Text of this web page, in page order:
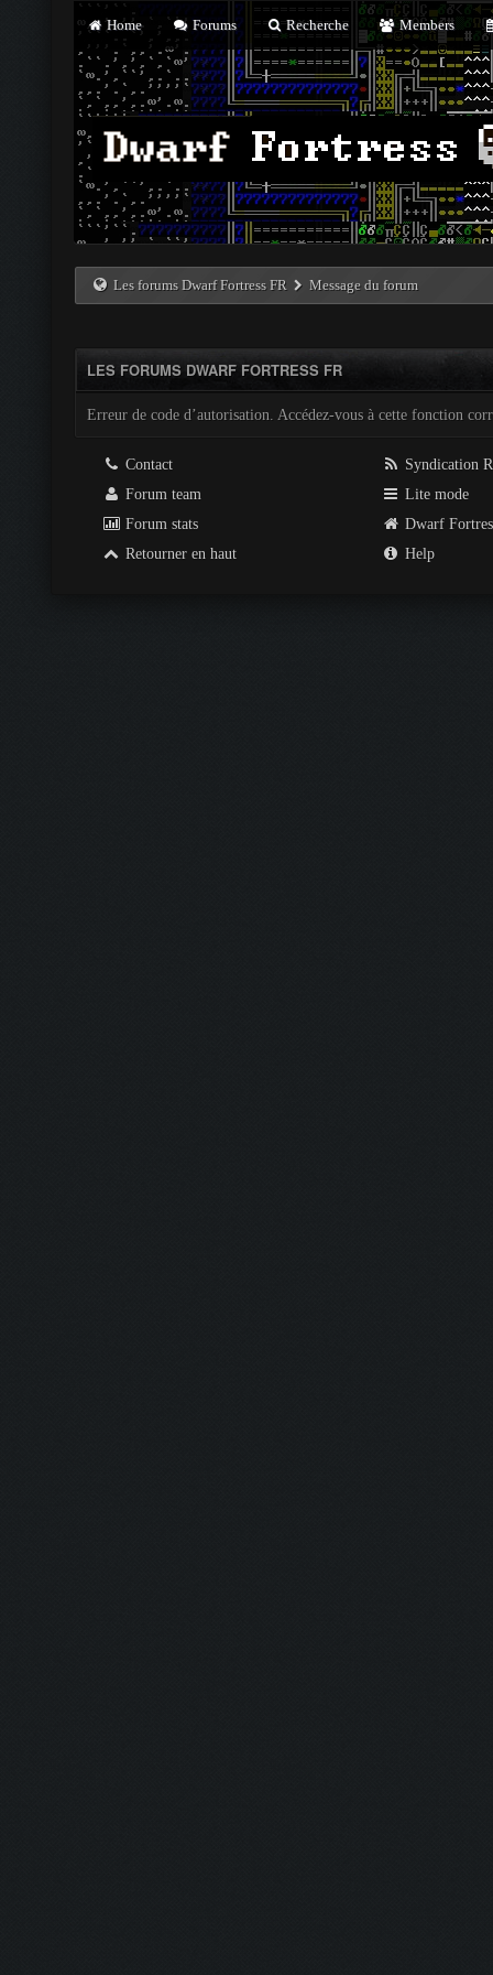
Home Forums Recherche Members
Les forums Dwarf Fortress FR Message du forum
LES FORUMS DWARF FORTRESS FR
Erreur de code d’autorisation. Accédez-vous à cette fonction
Contact
Forum team
Forum stats
Retourner en haut
Syndication
Lite mode
Dwarf
Help